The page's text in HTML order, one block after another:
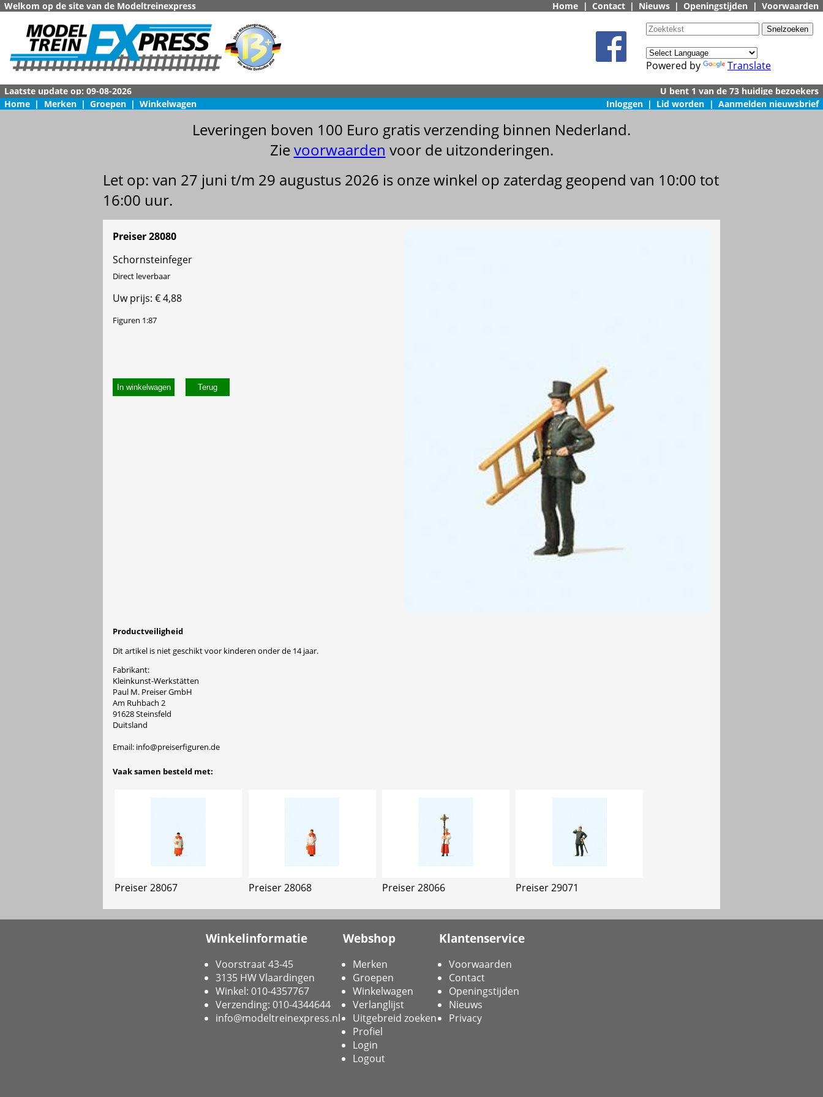
Welkom op de site van de Modeltreinexpress Home | Contact | Nieuws | Openingstijden | Voorwaarden
Powered by Translate
Home | Merken | Groepen | Winkelwagen Inloggen | Lid worden | Aanmelden nieuwsbrief
Leveringen boven 100 Euro gratis verzending binnen Nederland.
Zievoorwaarden voor de uitzonderingen.
Let op: van 27 juni t/m 29 augustus 2026 is onze winkel op zaterdag geopend van 10:00 tot
16:00 uur.
Preiser 28080
Schornsteinfeger
Direct leverbaar
Uw prijs: € 4,88
Figuren 1:87
In winkelwagen
Productveiligheid
Dit artikel is niet geschikt voor kinderen onder de 14 jaar.
Fabrikant:
Kleinkunst-Werkstätten
Paul M. Preiser GmbH
Am Ruhbach 2
91628 Steinsfeld
Duitsland
Email: info@preiserfiguren.de
Vaak samen besteld met:
Preiser 28067 Preiser 28068 Preiser 28066 Preiser 29071
Winkelinformatie
Voorstraat 43-45
3135 HW Vlaardingen
Winkel: 010-4357767
Verzending: 010-4344644
info@modeltreinexpress.nl
Webshop
Merken
Groepen
Winkelwagen
Verlanglijst
Uitgebreid zoeken
Profiel
Login
Logout
Klantenservice
Voorwaarden
Contact
Openingstijden
Nieuws
Privacy